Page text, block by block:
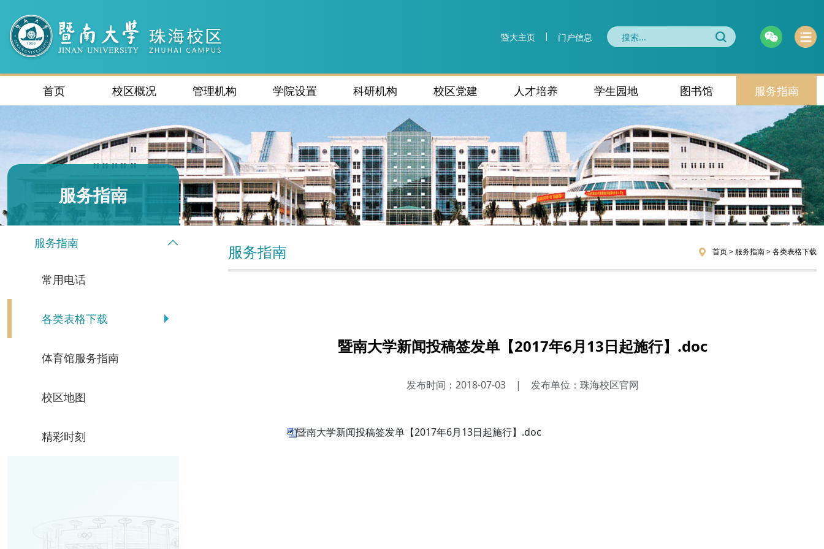
暨大主页 门户信息
首页 校区概况 管理机构 学院设置 科研机构 校区党建 人才培养 学生园地 图书馆 服务指南
服务指南
服务指南
常用电话
各类表格下载
体育馆服务指南
校区地图
精彩时刻
服务指南 首页> 服务指南>各类表格下载
暨南大学新闻投稿签发单【2017年6月13日起施行】.doc
发布时间：2018-07-03 | 发布单位：珠海校区官网
暨南大学新闻投稿签发单【2017年6月13日起施行】.doc